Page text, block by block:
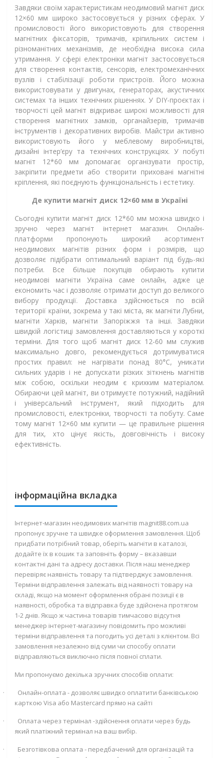
Завдяки своїм характеристикам неодимовий магніт диск
12×60 мм широко застосовується у різних сферах. У
промисловості його використовують для створення
магнітних фіксаторів, тримачів, кріпильних систем і
різноманітних механізмів, де необхідна висока сила
утримання. У сфері електроніки магніт застосовується
для створення контактів, сенсорів, електромеханічних
вузлів і стабілізації роботи пристроїв. Його можна
використовувати у двигунах, генераторах, акустичних
системах та інших технічних рішеннях. У DIY-проєктах і
творчості цей магніт відкриває широкі можливості для
створення магнітних замків, органайзерів, тримачів
інструментів і декоративних виробів. Майстри активно
використовують його у меблевому виробництві,
дизайні інтер’єру та технічних конструкціях. У побуті
магніт 12*60 мм допомагає організувати простір,
закріпити предмети або створити приховані магнітні
кріплення, які поєднують функціональність і естетику.
Де купити магніт диск 12×60 мм в Україні
Сьогодні купити магніт диск 12*60 мм можна швидко і
зручно через магніт інтернет магазин. Онлайн-
платформи пропонують широкий асортимент
неодимових магнітів різних форм і розмірів, що
дозволяє підібрати оптимальний варіант під будь-які
потреби. Все більше покупців обирають купити
неодимові магніти Україна саме онлайн, адже це
економить час і дозволяє отримати доступ до великого
вибору продукції. Доставка здійснюється по всій
території країни, зокрема у такі міста, як магніти Лубни,
магніти Харків, магніти Запоріжжя та інші. Завдяки
швидкій логістиці замовлення доставляються у короткі
терміни. Для того щоб магніт диск 12-60 мм служив
максимально довго, рекомендується дотримуватися
простих правил: не нагрівати понад 80°C, уникати
сильних ударів і не допускати різких зіткнень магнітів
між собою, оскільки неодим є крихким матеріалом.
Обираючи цей магніт, ви отримуєте потужний, надійний
і універсальний інструмент, який підходить для
промисловості, електроніки, творчості та побуту. Саме
тому магніт 12×60 мм купити — це правильне рішення
для тих, хто цінує якість, довговічність і високу
ефективність.
інформаційна вкладка
Інтернет-магазин неодимових магнітів magnit88.com.ua
пропонує зручне та швидке оформлення замовлення. Щоб
придбати потрібний товар, оберіть магніти в каталозі,
додайте їх в кошик та заповніть форму – вказавши
контактні дані та адресу доставки. Після наш менеджер
перевіряє наявність товару та підтверджує замовлення.
Терміни відправлення залежать від наявності товару на
складі, якщо на момент оформлення обрані позиції є в
наявності, обробка та відправка буде здійснена протягом
1-2 днів. Якщо ж частина товарів тимчасово відсутня
менеджер інтернет-магазину повідомить про можливі
терміни відправлення та погодить усі деталі з клієнтом. Всі
замовлення незалежно від суми чи способу оплати
відправляються виключно після повної сплати.
Ми пропонуємо декілька зручних способів оплати:
·
Онлайн-оплата - дозволяє швидко оплатити банківською
карткою Visa або Mastercard прямо на сайті
·
Оплата через термінал -здійснення оплати через будь
який платіжний термінал на ваш вибір.
·
Безготівкова оплата - передбачений для організацій та